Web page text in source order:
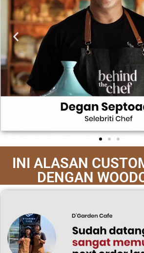
INI ALASAN
DENGAN